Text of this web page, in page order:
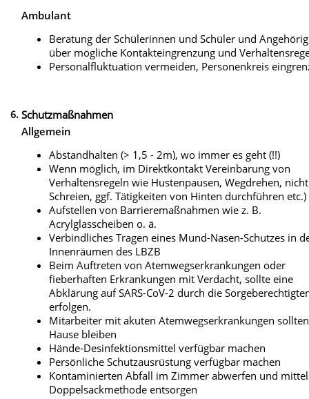
Ambulant
Beratung der Schülerinnen und Schüler und
über mögliche Kontakteingrenzung und
Personalfluktuation vermeiden, Personenkreis
6. Schutzmaßnahmen
Allgemein
Abstandhalten (> 1,5 - 2m), wo immer es geht (!!)
Wenn möglich, im Direktkontakt Vereinbarung von
Verhaltensregeln wie Hustenpausen, Wegdrehen, nicht
Schreien, ggf. Tätigkeiten von Hinten durchführen etc.)
Aufstellen von Barrieremaßnahmen wie z. B.
Acrylglasscheiben o. ä.
Verbindliches Tragen eines Mund-Nasen-Schutzes in
Innenräumen des LBZB
Beim Auftreten von Atemwegserkrankungen oder
fieberhaften Erkrankungen mit Verdacht, sollte eine
Abklärung auf SARS-CoV-2 durch die
erfolgen.
Mitarbeiter mit akuten Atemwegserkrankungen
Hause bleiben
Hände-Desinfektionsmittel verfügbar machen
Persönliche Schutzausrüstung verfügbar machen
Kontaminierten Abfall im Zimmer abwerfen und
Doppelsackmethode entsorgen